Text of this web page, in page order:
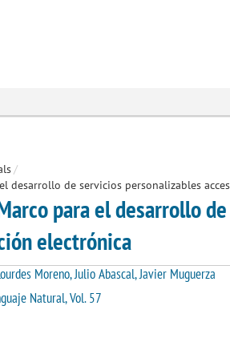
/
desarrollo de servicios personalizables
para el desarrollo
electrónica
Moreno, Julio Abascal, Javier Muguerza
Natural, Vol. 57